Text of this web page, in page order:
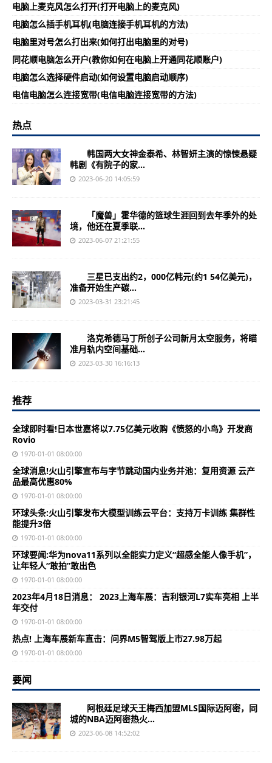
电脑上麦克风怎么打开(打开电脑上的麦克风)
电脑怎么插手机耳机(电脑连接手机耳机的方法)
电脑里对号怎么打出来(如何打出电脑里的对号)
同花顺电脑怎么开户(教你如何在电脑上开通同花顺账户)
电脑怎么选择硬件启动(如何设置电脑启动顺序)
电信电脑怎么连接宽带(电信电脑连接宽带的方法)
热点
韩国两大女神金泰希、林智妍主演的惊悚悬疑
韩剧《有院子的家...
2023-06-20 14:05:59
「魔兽」霍华德的篮球生涯回到去年季外的处
境，他还在夏季联...
2023-06-07 21:21:55
三星已支出约2，000亿韩元(约1 54亿美元)，
准备开始生产碳...
2023-03-31 23:21:45
洛克希德马丁所创子公司新月太空服务，将瞄
准月轨内空间基础...
2023-03-30 16:16:13
推荐
全球即时看!日本世嘉将以7.75亿美元收购《愤怒的小鸟》开发商
Rovio
1970-01-01 08:00:00
全球消息!火山引擎宣布与字节跳动国内业务并池：复用资源 云产
品最高优惠80%
1970-01-01 08:00:00
环球头条:火山引擎发布大模型训练云平台：支持万卡训练 集群性
能提升3倍
1970-01-01 08:00:00
环球要闻:华为nova11系列以全能实力定义“超感全能人像手机”，
让年轻人“敢拍”敢出色
1970-01-01 08:00:00
2023年4月18日消息： 2023上海车展：吉利银河L7实车亮相 上半
年交付
1970-01-01 08:00:00
热点! 上海车展新车直击：问界M5智驾版上市27.98万起
1970-01-01 08:00:00
要闻
阿根廷足球天王梅西加盟MLS国际迈阿密，同
城的NBA迈阿密热火...
2023-06-08 14:52:02